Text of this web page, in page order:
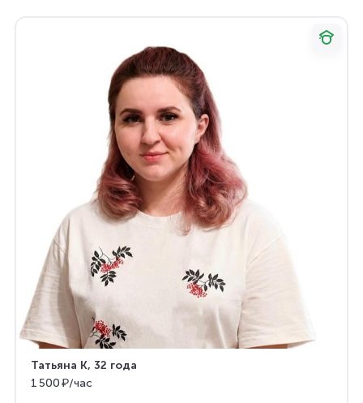
Татьяна К, 32 года
1 500 ₽/час